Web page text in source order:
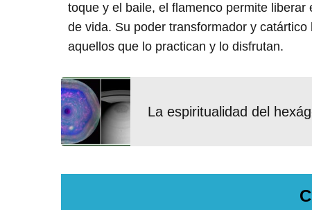
toque y el baile, el flamenco permite
de vida. Su poder transformador y
aquellos que lo practican y lo disfrutan.
La espiritualidad del